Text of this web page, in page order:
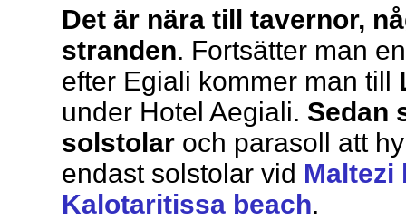
Det är nära till tavernor,
stranden. Fortsätter man
efter Egiali kommer man till
under Hotel Aegiali. Sedan
solstolar och parasoll att
endast solstolar vid Maltezi
Kalotaritissa beach.